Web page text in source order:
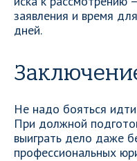
заявления и время
дней.
Не надо бояться
При должной
выиграть дело даже
профессиональных